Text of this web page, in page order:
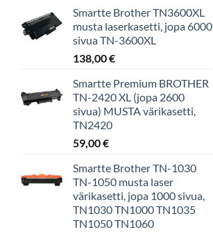
Smartte Brother TN3600XL
musta laserkasetti, jopa 6000
sivua TN-3600XL
138,00€
Smartte Premium BROTHER
TN-2420 XL (jopa 2600
sivua) MUSTA värikasetti,
TN2420
59,00€
Smartte Brother TN-1030
TN-1050 musta laser
värikasetti, jopa 1000 sivua,
TN1030 TN1000 TN1035
TN1050 TN1060